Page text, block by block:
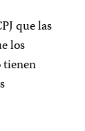
que las
los
tienen